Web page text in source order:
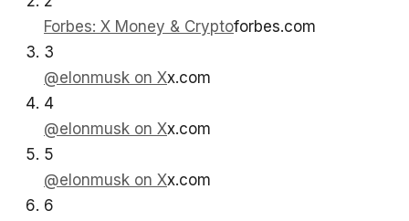
Forbes: X Money & Cryptoforbes.com
3
@elonmusk on Xx.com
4
@elonmusk on Xx.com
5
@elonmusk on Xx.com
6